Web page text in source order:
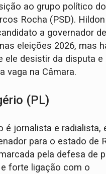
ao grupo político do
Rocha (PSD).
a governador de
eleições 2026, mas
ele desistir da disputa e
vaga na Câmara.
(PL)
é jornalista e radialista,
para o estado de
pela defesa de
forte ligação com o